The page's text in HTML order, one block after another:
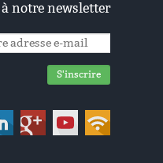
notre newsletter